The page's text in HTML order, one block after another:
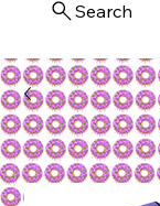
Search